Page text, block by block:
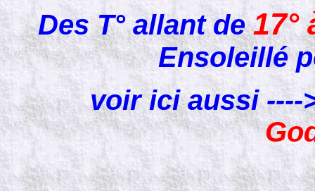
Des T° allant de17°
Ensoleillé
voir ici aussi